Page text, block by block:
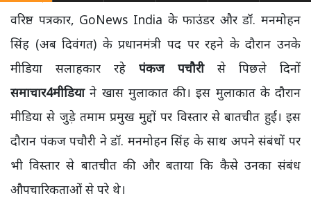
वरिष्ठ पत्रकार, GoNews India के फाउंडर और डॉ. मनमोहन
सिंह (अब दिवंगत) के प्रधानमंत्री पद पर रहने के दौरान उनके
मीडिया सलाहकार रहे पंकज पचौरी से पिछले दिनों
समाचार4मीडियाने खास मुलाकात की। इस मुलाकात के दौरान
मीडिया से जुड़े तमाम प्रमुख मुद्दों पर विस्तार से बातचीत हुई। इस
दौरान पंकज पचौरी ने डॉ. मनमोहन सिंह के साथ अपने संबंधों पर
भी विस्तार से बातचीत की और बताया कि कैसे उनका संबंध
औपचारिकताओं से परे थे।